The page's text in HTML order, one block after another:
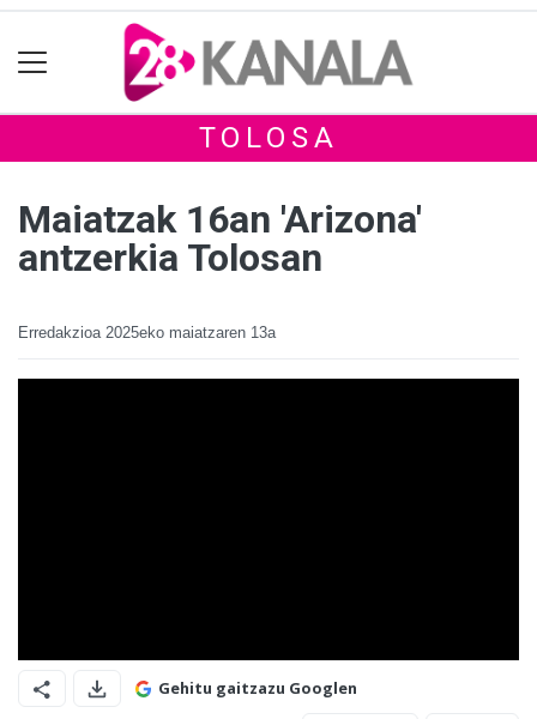
TOLOSA
Maiatzak 16an 'Arizona'
antzerkia Tolosan
Erredakzioa 2025eko maiatzaren 13a
Gehitu gaitzazu Googlen